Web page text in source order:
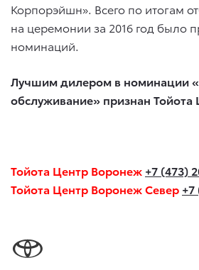
Корпорэйшн». Всего по итогам
на церемонии за 2016 год было
номинаций.
Лучшим дилером в номинации
обслуживание» признан
Тойота Центр Воронеж +7 (473)
Тойота Центр Воронеж Север +7